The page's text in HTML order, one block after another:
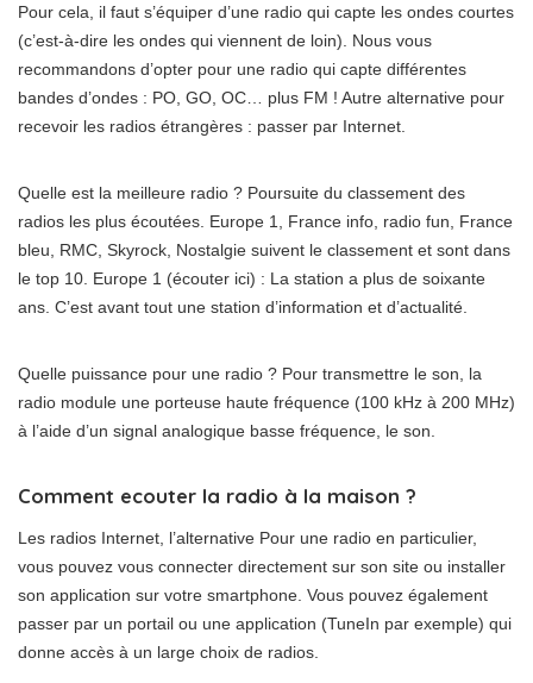
Pour cela, il faut s’équiper d’une radio qui capte les ondes courtes
(c’est-à-dire les ondes qui viennent de loin). Nous vous
recommandons d’opter pour une radio qui capte différentes
bandes d’ondes : PO, GO, OC… plus FM ! Autre alternative pour
recevoir les radios étrangères : passer par Internet.
Quelle est la meilleure radio ? Poursuite du classement des
radios les plus écoutées. Europe 1, France info, radio fun, France
bleu, RMC, Skyrock, Nostalgie suivent le classement et sont dans
le top 10. Europe 1 (écouter ici) : La station a plus de soixante
ans. C’est avant tout une station d’information et d’actualité.
Quelle puissance pour une radio ? Pour transmettre le son, la
radio module une porteuse haute fréquence (100 kHz à 200 MHz)
à l’aide d’un signal analogique basse fréquence, le son.
Comment ecouter la radio à la maison ?
Les radios Internet, l’alternative Pour une radio en particulier,
vous pouvez vous connecter directement sur son site ou installer
son application sur votre smartphone. Vous pouvez également
passer par un portail ou une application (TuneIn par exemple) qui
donne accès à un large choix de radios.